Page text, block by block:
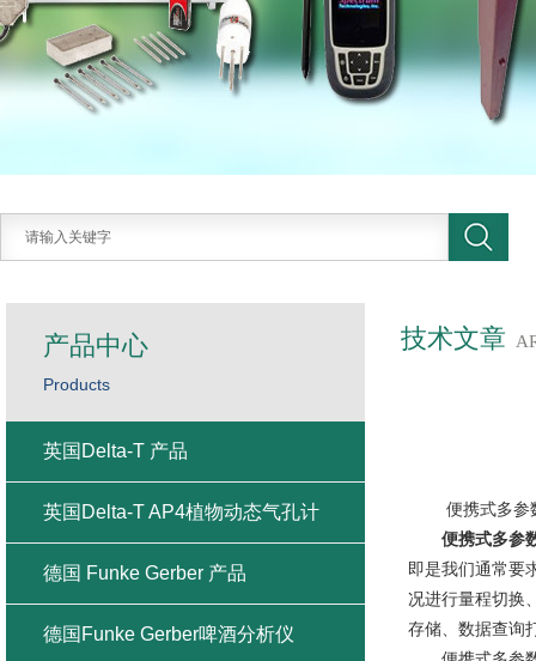
技术文章
便携式多参数
便携式多参
即是我们通常要
况进行量程切换
存储、数据查询
产品中心
Products
英国Delta-T 产品
英国Delta-T AP4植物动态气孔计
德国 Funke Gerber 产品
德国Funke Gerber啤酒分析仪